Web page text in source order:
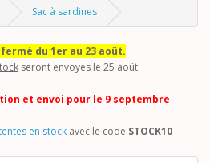
Sac à sardines
du 1er au 23 août.
seront envoyés le 25 août.
et envoi pour le 9 septembre
en stockavec le code STOCK10